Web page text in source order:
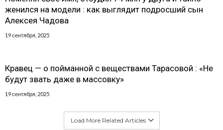
женился на модели : как выглядит подросший сын
Алексея Чадова
19 сентября, 2025
Кравец — о пойманной с веществами Тарасовой : «Не
будут звать даже в массовку»
19 сентября, 2025
Load More Related Articles